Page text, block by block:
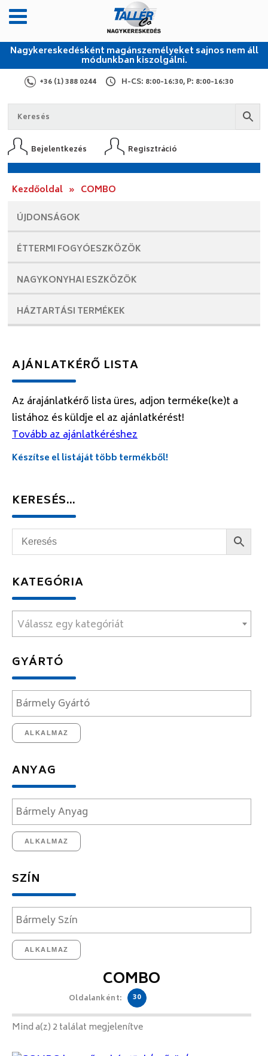
Nagykereskedésként magánszemélyeket sajnos nem áll
módunkban kiszolgálni.
+36 (1) 388 0244 H-CS: 8:00-16:30, P: 8:00-16:30
Bejelentkezés Regisztráció
Kezdőoldal » COMBO
ÚJDONSÁGOK
ÉTTERMI FOGYÓESZKÖZÖK
NAGYKONYHAI ESZKÖZÖK
HÁZTARTÁSI TERMÉKEK
AJÁNLATKÉRŐ LISTA
Az árajánlatkérő lista üres, adjon terméke(ke)t a
listához és küldje el az ajánlatkérést!
Tovább az ajánlatkéréshez
Készítse el listáját több termékből!
KERESÉS…
KATEGÓRIA
Válassz egy kategóriát
GYÁRTÓ
ALKALMAZ
ANYAG
ALKALMAZ
SZÍN
ALKALMAZ
COMBO
Oldalanként: 30
Mind a(z) 2 találat megjelenítve